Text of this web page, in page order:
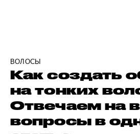
ВОЛОСЫ
Как создать
на тонких
Отвечаем на
вопросы в